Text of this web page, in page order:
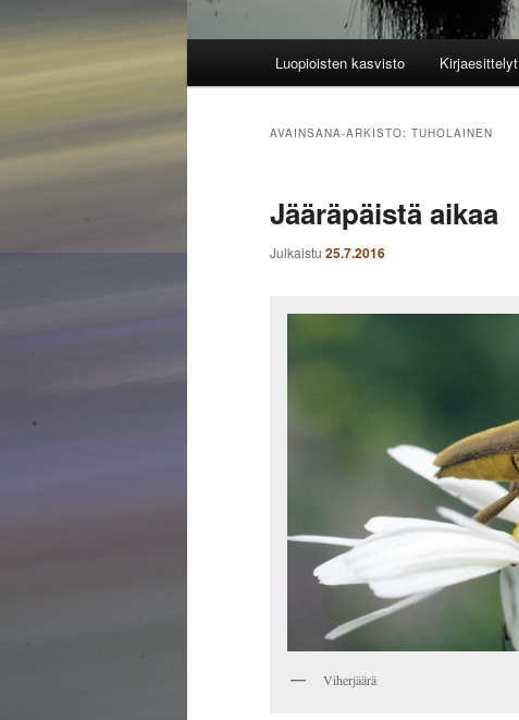
Luopioisten kasvisto Kirjaesittelyt
AVAINSANA-ARKISTO: TUHOLAINEN
Jääräpäistä aikaa
Julkaistu 25.7.2016
Viherjäärä